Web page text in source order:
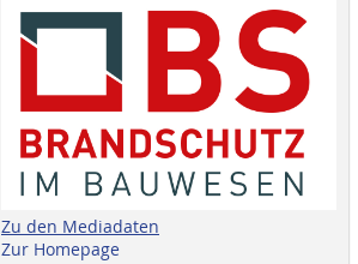
Zu den Mediadaten
Zur Homepage